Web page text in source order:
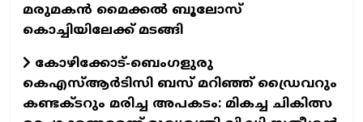
മരുമകൻ മൈക്കൽ ബൂലോസ്
കൊച്ചിയിലേക്ക് മടങ്ങി
കോഴിക്കോട്-ബെംഗളുരു
കെഎസ്ആര്‍ടിസി ബസ് മറിഞ്ഞ് ഡ്രൈവറും
കണ്ടക്ടറും മരിച്ച അപകടം: മികച്ച ചികിത്സ